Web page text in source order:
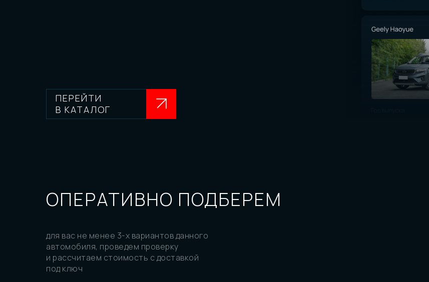
ПЕРЕЙТИ
В КАТАЛОГ
ОПЕРАТИВНО ПОДБЕРЕМ
для вас не менее 3-х вариантов данного
автомобиля, проведем проверку
и рассчитаем стоимость с доставкой
под ключ